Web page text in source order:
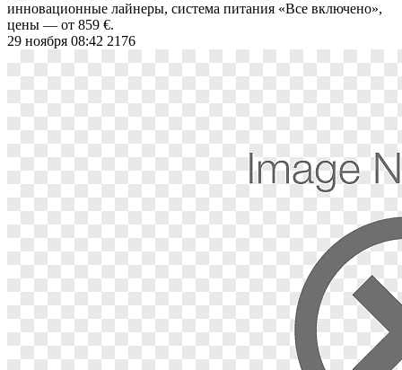
инновационные лайнеры, система питания «Все включено»,
цены ― от 859 €.
29 ноября 08:42 2176